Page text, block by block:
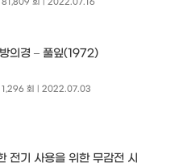
81,809 회
| 2022.07.16
의경 – 풀잎(1972)
회
| 2022.07.03
전기 사용을 위한 무감전 시